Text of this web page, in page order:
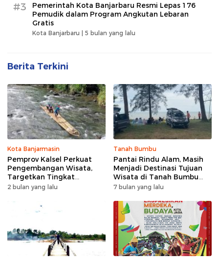
#3
Pemerintah Kota Banjarbaru Resmi Lepas 176
Pemudik dalam Program Angkutan Lebaran
Gratis
Kota Banjarbaru | 5 bulan yang lalu
Berita Terkini
Kota Banjarmasin
Pemprov Kalsel Perkuat
Pengembangan Wisata,
Targetkan Tingkat
Kunjungan Naik 5 Persen di
2 bulan yang lalu
Tanah Bumbu
Pantai Rindu Alam, Masih
Menjadi Destinasi Tujuan
Wisata di Tanah Bumbu
dengan Rindangnya Pohon
7 bulan yang lalu